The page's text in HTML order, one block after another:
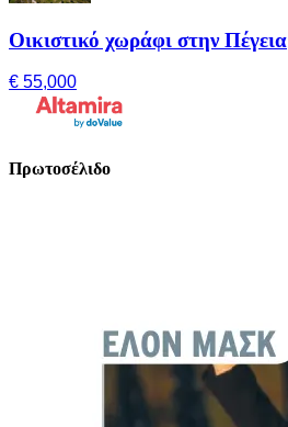
Οικιστικό χωράφι στην Πέγεια
€ 55,000
Πρωτοσέλιδο